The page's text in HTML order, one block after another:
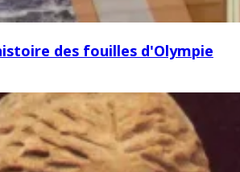
des fouilles d'Olympie